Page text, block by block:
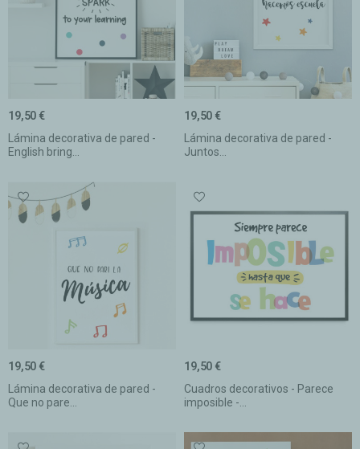
Lámina decorativa de pared -
English bring...
19,50 €
Lámina decorativa de pared -
Juntos...
19,50 €
Lámina decorativa de pared -
Que no pare...
19,50 €
Cuadros decorativos - Parece
imposible -...
19,50 €